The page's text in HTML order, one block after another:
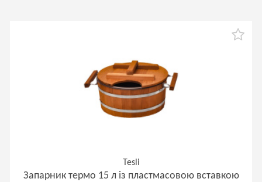
Tesli
Запарник термо 15 л із пластмасовою вставкою